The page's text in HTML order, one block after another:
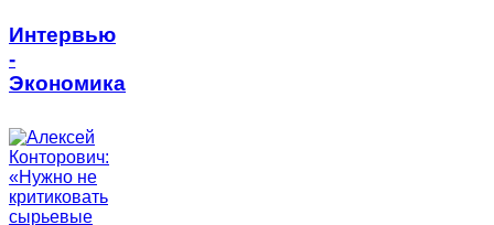
Интервью
-
Экономика